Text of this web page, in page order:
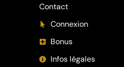
Contact
Connexion
Bonus
Infos légales